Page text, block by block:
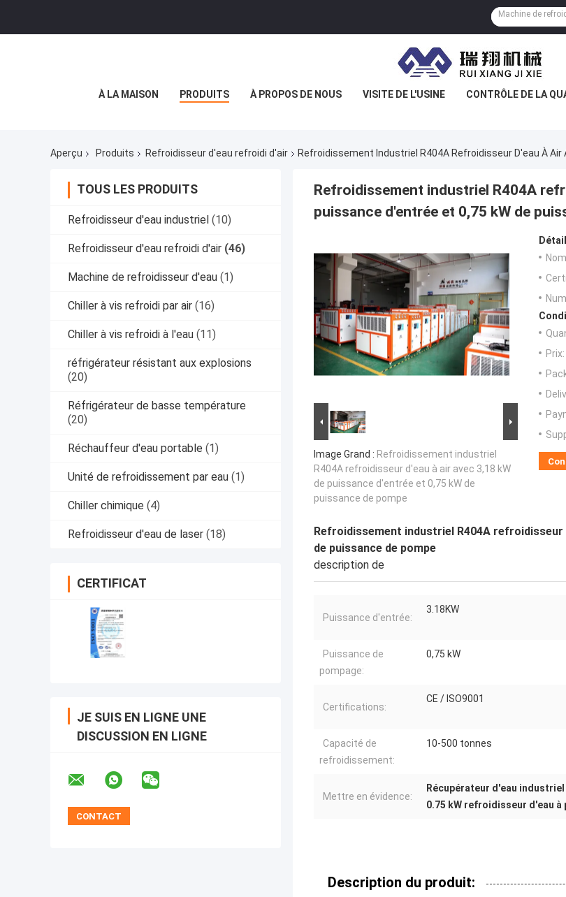
À LA MAISON PRODUITS À PROPOS DE NOUS VISITE DE L'USINE CONTRÔLE DE LA
Aperçu Produits Refroidisseur d'eau refroidi d'air Refroidissement Industriel R404A Refroidisseur D'eau À Air
TOUS LES PRODUITS
Refroidisseur d'eau industriel (10)
Refroidisseur d'eau refroidi d'air (46)
Machine de refroidisseur d'eau (1)
Chiller à vis refroidi par air (16)
Chiller à vis refroidi à l'eau (11)
réfrigérateur résistant aux explosions
(20)
Réfrigérateur de basse température
(20)
Réchauffeur d'eau portable (1)
Unité de refroidissement par eau (1)
Chiller chimique (4)
Refroidisseur d'eau de laser (18)
CERTIFICAT
JE SUIS EN LIGNE UNE
DISCUSSION EN LIGNE
Refroidissement industriel R404A
puissance d'entrée et 0,75 kW de
Image Grand : Refroidissement industriel
R404A refroidisseur d'eau à air avec 3,18 kW
de puissance d'entrée et 0,75 kW de
puissance de pompe
Prix:
Refroidissement industriel R404A refroidisseur
de puissance de pompe
description de
Puissance d'entrée:
3.18KW
Puissance de
pompage:
0,75 kW
Certifications:
CE / ISO9001
Capacité de
refroidissement:
10-500 tonnes
Mettre en évidence:
Récupérateur d'eau industriel
0.75 kW refroidisseur d'eau à
Description du produit: